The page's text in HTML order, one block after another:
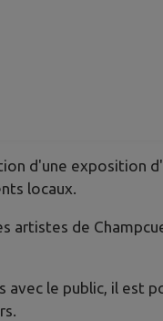
d'une exposition
locaux.
artistes de
le public, il est